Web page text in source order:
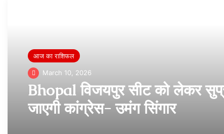
आज का राशिफल
March 10, 2026
Bhopal विजयपुर सीट को लेकर
जाएगी कांग्रेस- उमंग सिंगार